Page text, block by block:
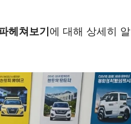
헤쳐보기 에 대해 상세히 알